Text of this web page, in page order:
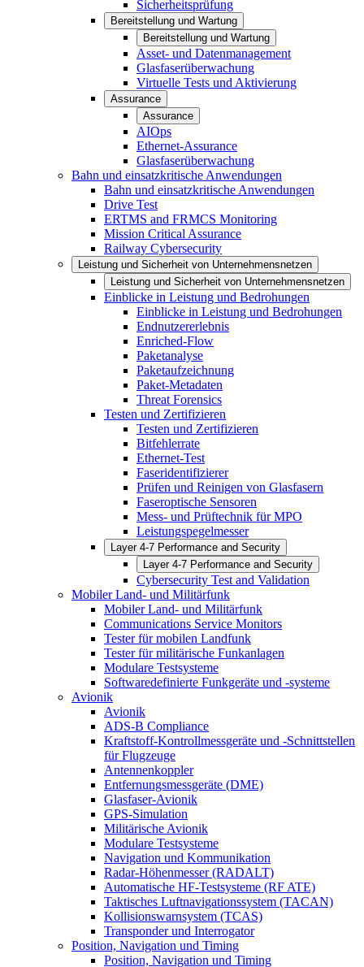
Sicherheitsprüfung
Bereitstellung und Wartung
Bereitstellung und Wartung
Asset- und Datenmanagement
Glasfaserüberwachung
Virtuelle Tests und Aktivierung
Assurance
Assurance
AIOps
Ethernet-Assurance
Glasfaserüberwachung
Bahn und einsatzkritische Anwendungen
Bahn und einsatzkritische Anwendungen
Drive Test
ERTMS and FRMCS Monitoring
Mission Critical Assurance
Railway Cybersecurity
Leistung und Sicherheit von Unternehmensnetzen
Leistung und Sicherheit von Unternehmensnetzen
Einblicke in Leistung und Bedrohungen
Einblicke in Leistung und Bedrohungen
Endnutzererlebnis
Enriched-Flow
Paketanalyse
Paketaufzeichnung
Paket-Metadaten
Threat Forensics
Testen und Zertifizieren
Testen und Zertifizieren
Bitfehlerrate
Ethernet-Test
Faseridentifizierer
Prüfen und Reinigen von Glasfasern
Faseroptische Sensoren
Mess- und Prüftechnik für MPO
Leistungspegelmesser
Layer 4-7 Performance and Security
Layer 4-7 Performance and Security
Cybersecurity Test and Validation
Mobiler Land- und Militärfunk
Mobiler Land- und Militärfunk
Communications Service Monitors
Tester für mobilen Landfunk
Tester für militärische Funkanlagen
Modulare Testsysteme
Softwaredefinierte Funkgeräte und -systeme
Avionik
Avionik
ADS-B Compliance
Kraftstoff-Kontrollmessgeräte und -Schnittstellen
für Flugzeuge
Antennenkoppler
Entfernungsmessgeräte (DME)
Glasfaser-Avionik
GPS-Simulation
Militärische Avionik
Modulare Testsysteme
Navigation und Kommunikation
Radar-Höhenmesser (RADALT)
Automatische HF-Testsysteme (RF ATE)
Taktisches Luftnavigationssystem (TACAN)
Kollisionswarnsystem (TCAS)
Transponder und Interrogator
Position, Navigation und Timing
Position, Navigation und Timing